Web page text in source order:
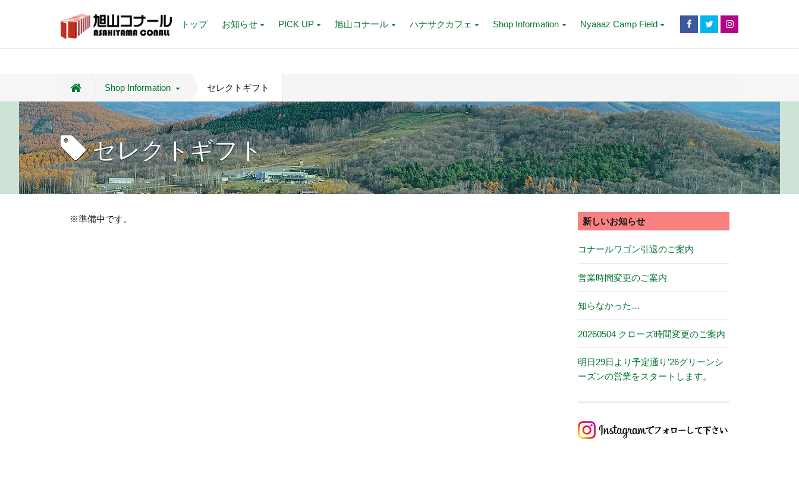
トップ お知らせ PICK UP 旭山コナール ハナサクカフェ Shop Information Nyaaaz Camp Field
Shop Information セレクトギフト
セレクトギフト
※準備中です。 新しいお知らせ
コナールワゴン引退のご案内
営業時間変更のご案内
知らなかった…
20260504 クローズ時間変更のご案内
明日29日より予定通り’26グリーンシ
ーズンの営業をスタートします。